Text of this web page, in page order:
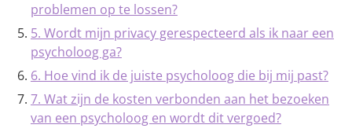
problemen op te lossen?
5. Wordt mijn privacy gerespecteerd als ik naar een
psycholoog ga?
6. Hoe vind ik de juiste psycholoog die bij mij past?
7. Wat zijn de kosten verbonden aan het bezoeken
van een psycholoog en wordt dit vergoed?